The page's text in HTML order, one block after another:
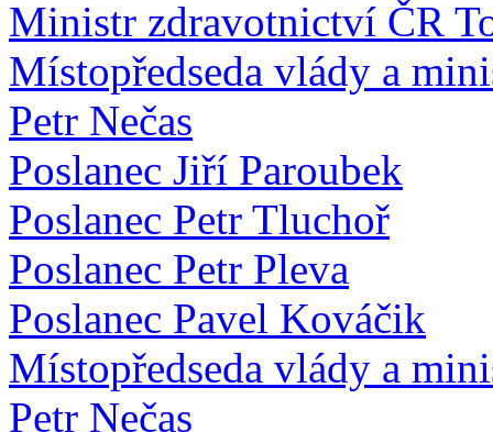
Ministr zdravotnictví ČR
Místopředseda vlády a
Petr Nečas
Poslanec Jiří Paroubek
Poslanec Petr Tluchoř
Poslanec Petr Pleva
Poslanec Pavel Kováčik
Místopředseda vlády a
Petr Nečas